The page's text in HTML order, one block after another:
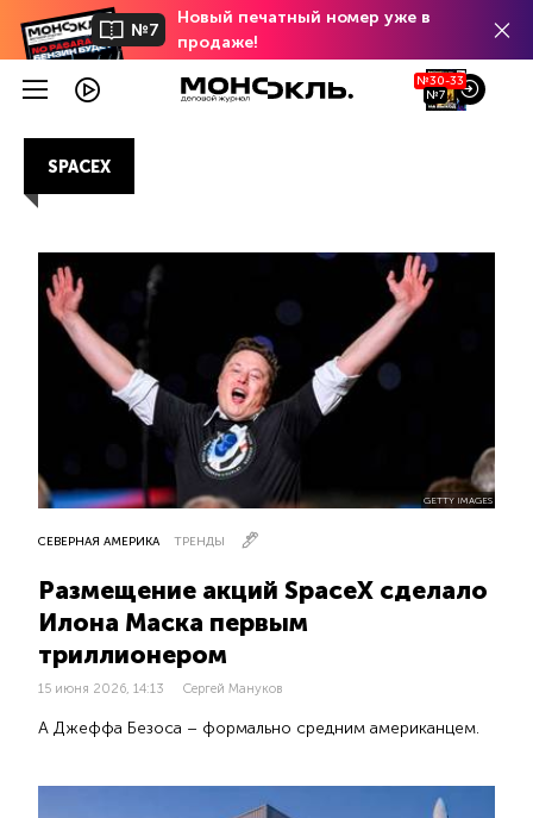
№7
Новый печатный номер уже в
продаже!
№30-33
№7
SPACEX
GETTY IMAGES
СЕВЕРНАЯ АМЕРИКА ТРЕНДЫ
Размещение акций SpaceX сделало
Илона Маска первым
триллионером
15 июня 2026, 14:13 Сергей Мануков
А Джеффа Безоса – формально средним американцем.